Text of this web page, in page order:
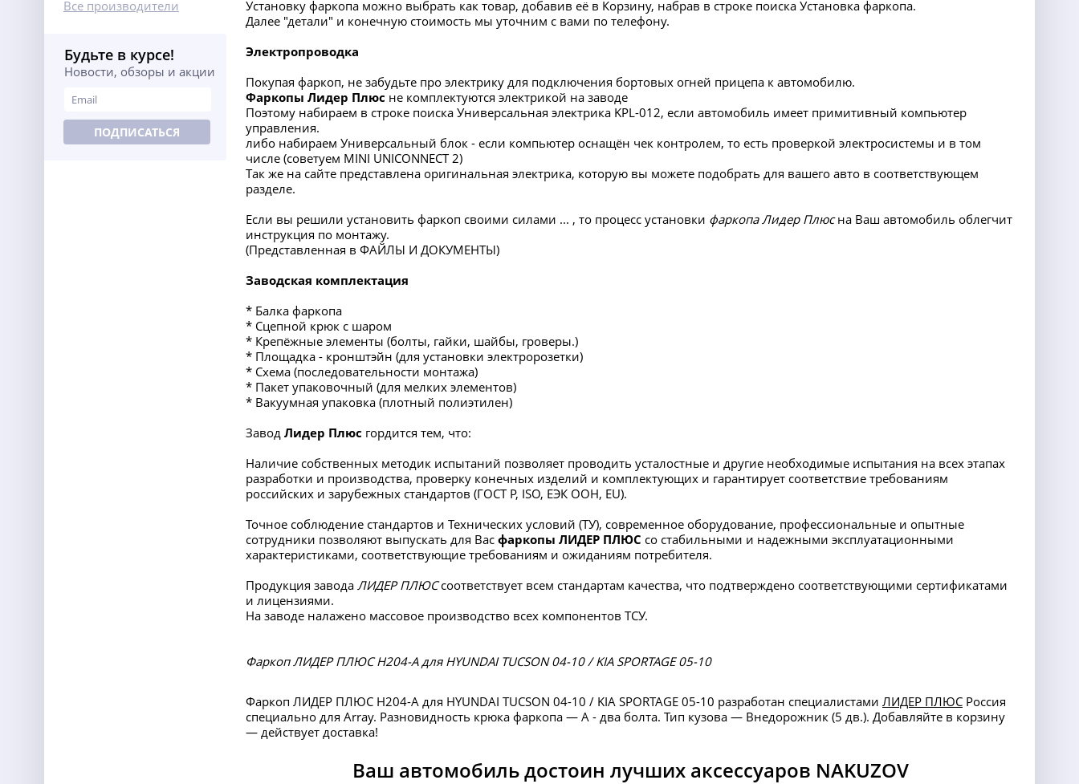
Все производители
Будьте в курсе!
Новости, обзоры и акции
ПОДПИСАТЬСЯ
Установку фаркопа можно выбрать как товар, добавив её в Корзину, набрав в строке поиска Установка фаркопа.
Далее "детали" и конечную стоимость мы уточним с вами по телефону.
Электропроводка
Покупая фаркоп, не забудьте про электрику для подключения бортовых огней прицепа к автомобилю.
Фаркопы Лидер Плюс не комплектуются электрикой на заводе
Поэтому набираем в строке поиска Универсальная электрика KPL-012, если автомобиль имеет примитивный компьютер
управления.
либо набираем Универсальный блок - если компьютер оснащён чек контролем, то есть проверкой электросистемы и в том
числе (советуем MINI UNICONNECT 2)
Так же на сайте представлена оригинальная электрика, которую вы можете подобрать для вашего авто в соответствующем
разделе.
Если вы решили установить фаркоп своими силами ... , то процесс установки фаркопа Лидер Плюсна Ваш автомобиль облегчит
инструкция по монтажу.
(Представленная в ФАЙЛЫ И ДОКУМЕНТЫ)
Заводская комплектация
* Балка фаркопа
* Сцепной крюк с шаром
* Крепёжные элементы (болты, гайки, шайбы, гроверы.)
* Площадка - кронштэйн (для установки электророзетки)
* Схема (последовательности монтажа)
* Пакет упаковочный (для мелких элементов)
* Вакуумная упаковка (плотный полиэтилен)
Завод Лидер Плюс гордится тем, что:
Наличие собственных методик испытаний позволяет проводить усталостные и другие необходимые испытания на всех этапах
разработки и производства, проверку конечных изделий и комплектующих и гарантирует соответствие требованиям
российских и зарубежных стандартов (ГОСТ Р, ISO, ЕЭК ООН, EU).
Точное соблюдение стандартов и Технических условий (ТУ), современное оборудование, профессиональные и опытные
сотрудники позволяют выпускать для Вас фаркопы ЛИДЕР ПЛЮС со стабильными и надежными эксплуатационными
характеристиками, соответствующие требованиям и ожиданиям потребителя.
Продукция завода ЛИДЕР ПЛЮСсоответствует всем стандартам качества, что подтверждено соответствующими сертификатами
и лицензиями.
На заводе налажено массовое производство всех компонентов ТСУ.
Фаркоп ЛИДЕР ПЛЮС H204-A для HYUNDAI TUCSON 04-10 / KIA SPORTAGE 05-10
Фаркоп ЛИДЕР ПЛЮС H204-A для HYUNDAI TUCSON 04-10 / KIA SPORTAGE 05-10 разработан специалистами ЛИДЕР ПЛЮС Россия
специально для Array. Разновидность крюка фаркопа — А - два болта. Тип кузова — Внедорожник (5 дв.). Добавляйте в корзину
— действует доставка!
Ваш автомобиль достоин лучших аксессуаров NAKUZOV